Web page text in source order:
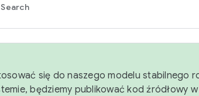
się do naszego modelu stabilnego
będziemy publikować kod źródłowy